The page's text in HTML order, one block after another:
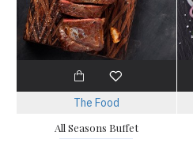
The Food
All Seasons Buffet